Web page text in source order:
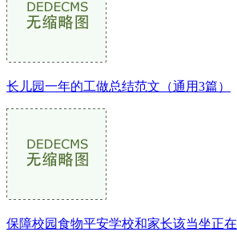
长儿园一年的工做总结范文（通用3篇）
保障校园食物平安学校和家长该当坐正在